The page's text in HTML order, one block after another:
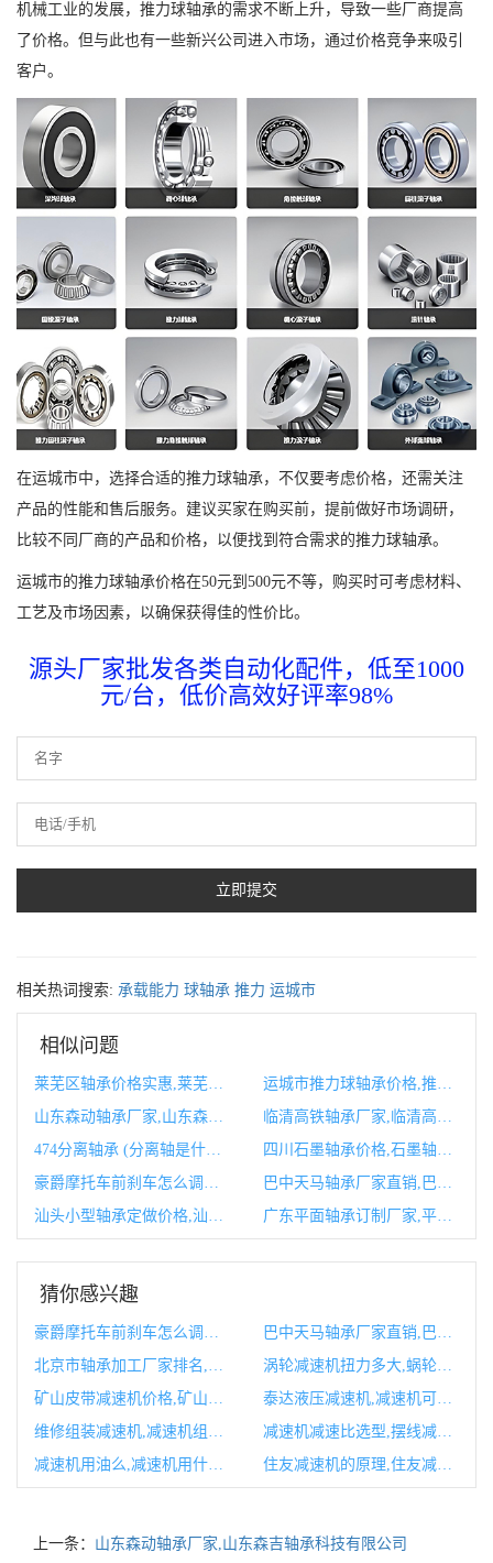
机械工业的发展，推力球轴承的需求不断上升，导致一些厂商提高
了价格。但与此也有一些新兴公司进入市场，通过价格竞争来吸引
客户。
在运城市中，选择合适的推力球轴承，不仅要考虑价格，还需关注
产品的性能和售后服务。建议买家在购买前，提前做好市场调研，
比较不同厂商的产品和价格，以便找到符合需求的推力球轴承。
运城市的推力球轴承价格在50元到500元不等，购买时可考虑材料、
工艺及市场因素，以确保获得佳的性价比。
源头厂家批发各类自动化配件，低至1000
元/台，低价高效好评率98%
相关热词搜索: 承载能力 球轴承 推力 运城市
相似问题
广东平面轴承订制厂家,平面轴承尺寸参数规格对照表
猜你感兴趣
涡轮减速机扭力多大,蜗轮蜗杆减速机扭矩表
减速机减速比选型,摆线减速机减速比选型
住友减速机的原理,住友减速机官网
上一条： 山东森动轴承厂家,山东森吉轴承科技有限公司